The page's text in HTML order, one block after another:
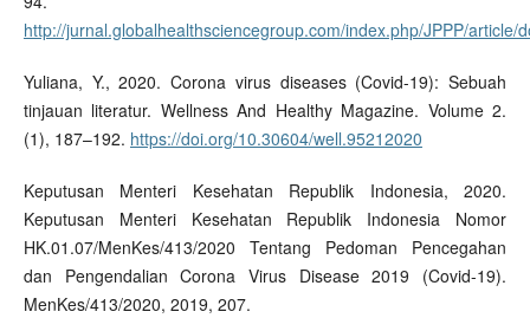
http://jurnal.globalhealthsciencegroup.com/index.php/JPPP/article/
Yuliana, Y., 2020. Corona virus diseases (Covid-19): Sebuah
tinjauan literatur. Wellness And Healthy Magazine. Volume 2.
(1), 187–192. https://doi.org/10.30604/well.95212020
Keputusan Menteri Kesehatan Republik Indonesia, 2020.
Keputusan Menteri Kesehatan Republik Indonesia Nomor
HK.01.07/MenKes/413/2020 Tentang Pedoman Pencegahan
dan Pengendalian Corona Virus Disease 2019 (Covid-19).
MenKes/413/2020, 2019, 207.